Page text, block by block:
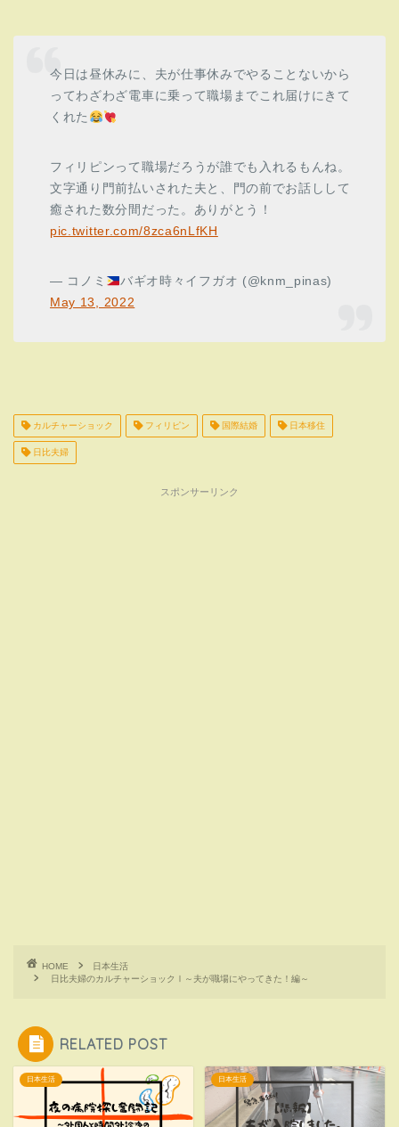
今日は昼休みに、夫が仕事休みでやることないから
ってわざわざ電車に乗って職場までこれ届けにきて
くれた
フィリピンって職場だろうが誰でも入れるもんね。
文字通り門前払いされた夫と、門の前でお話しして
癒された数分間だった。ありがとう！
pic.twitter.com/8zca6nLfKH
— コノミ
バギオ時々イフガオ (@knm_pinas)
May 13, 2022
カルチャーショック フィリピン 国際結婚 日本移住
日比夫婦
スポンサーリンク
HOME
日本生活
日比夫婦のカルチャーショックⅠ～夫が職場にやってきた！編～
RELATED POST
日本生活 日本生活